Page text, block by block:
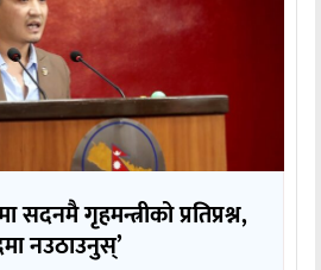
सदनमै गृहमन्त्रीको प्रतिप्रश्न,
नउठाउनुस्’